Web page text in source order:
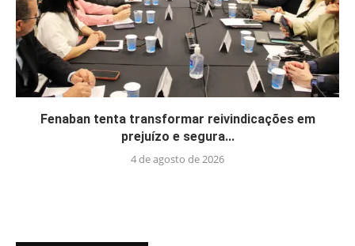
Fenaban tenta transformar reivindicações em
prejuízo e segura...
4 de agosto de 2026